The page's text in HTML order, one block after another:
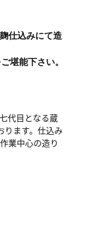
仕込みにて造
堪能下さい。
代目となる蔵
ります。仕込み
業中心の造り